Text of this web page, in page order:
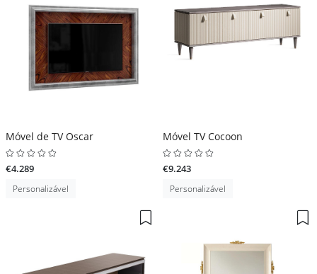
Móvel de TV Oscar
€4.289
Personalizável
Móvel TV Cocoon
€9.243
Personalizável